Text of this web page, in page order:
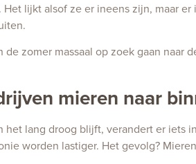
lijkt alsof ze er ineens zijn, maar
zomer massaal op zoek gaan
mieren naar
lang droog blijft, verandert er iets
worden lastiger. Het gevolg?